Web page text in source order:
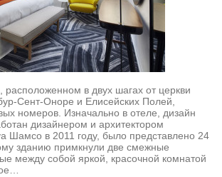
расположенном в двух шагах от церкви
Сент-Оноре и Елисейских Полей,
номеров. Изначально в отеле, дизайн
дизайнером и архитектором
Шамсо в 2011 году, было представлено 24
зданию примкнули две смежные
между собой яркой, красочной комнатой